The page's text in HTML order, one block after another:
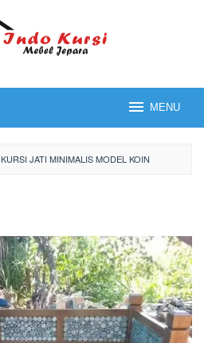
MENU
KURSI JATI MINIMALIS MODEL KOIN